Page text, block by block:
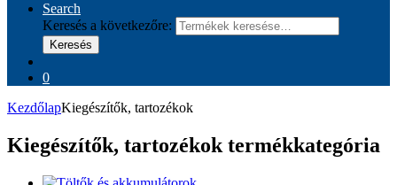
Search
Keresés a következőre:
Keresés
0
KezdőlapKiegészítők, tartozékok
Kiegészítők, tartozékok termékkategória